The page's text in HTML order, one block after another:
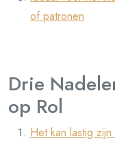
of patronen
Drie
op Rol
Het kan lastig